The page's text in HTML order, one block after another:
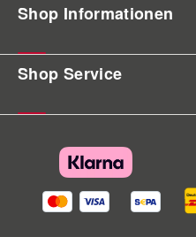
Shop Informationen
Shop Service